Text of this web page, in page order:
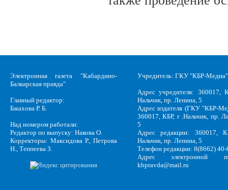
Электронная газета "Кабардино-
Балкарская правда"
Главный редактор:
Бжахова Р. Б.
Над номером работали:
Редактор по выпуску: Накова О.
Корректоры: Максидова Р., Петрова
Н., Теппеева З.
Учредитель: ГКУ "КБР-Медиа"
Адрес учредителя: 360017,
Нальчик, пр. Ленина, 5
Адрес издателя (ГКУ "КБР-
360017, КБР, г .Нальчик, пр.
5
Адрес редакции: 360017,
Нальчик, пр. Ленина, 5
Телефон редакции: 8(8662)
Адрес электронной
kbpravda@mail.ru